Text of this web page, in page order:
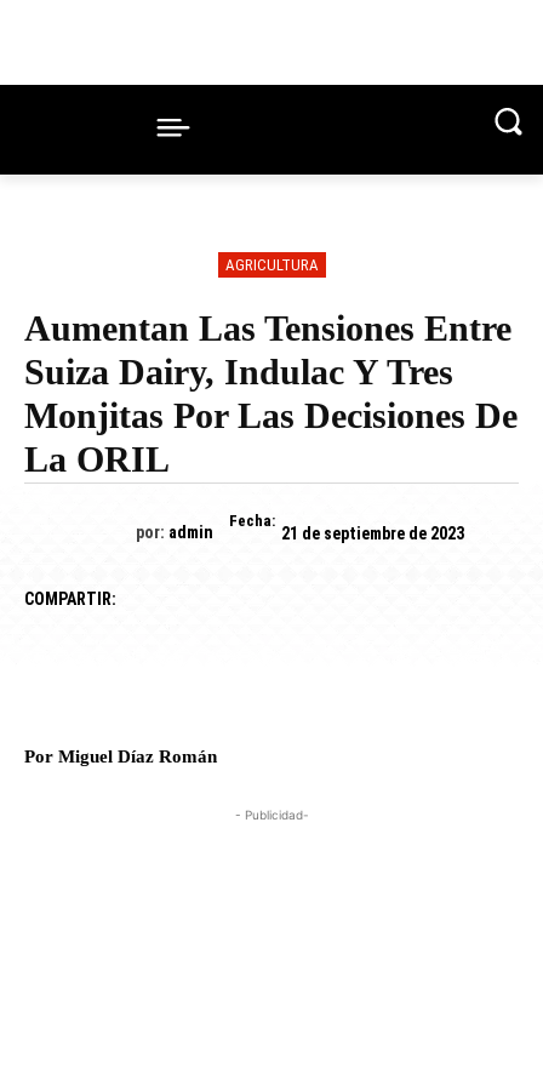
AGRICULTURA
Aumentan Las Tensiones Entre
Suiza Dairy, Indulac Y Tres
Monjitas Por Las Decisiones De
La ORIL
por: admin
Fecha:
21 de septiembre de 2023
COMPARTIR:
Por Miguel Díaz Román
- Publicidad-